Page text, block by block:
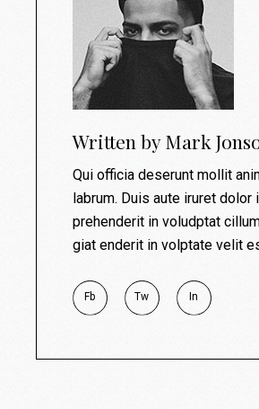
Written by Mark
Qui officia deserunt mollit
labrum. Duis aute iruret dolor
prehenderit in voludptat
giat enderit in volptate velit
Fb Tw In